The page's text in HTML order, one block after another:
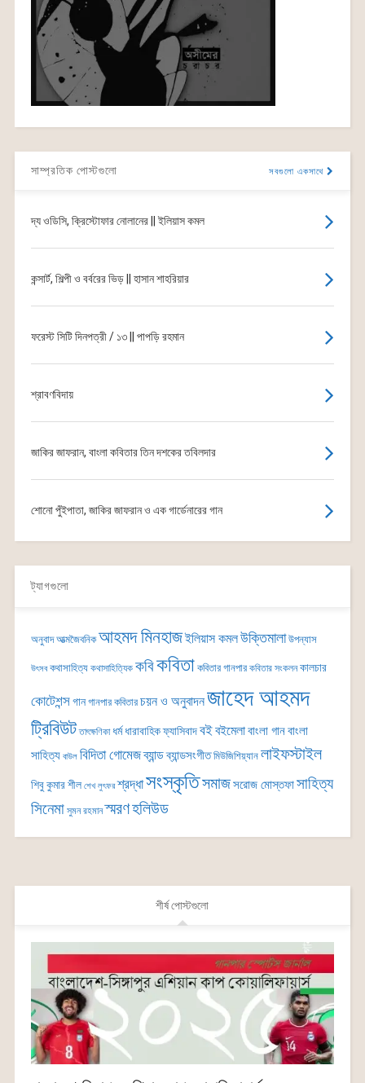
সাম্প্রতিক পোস্টগুলো সবগুলো একসাথে
দ্য ওডিসি, ক্রিস্টোফার নোলানের || ইলিয়াস কমল
কন্সার্ট, শিল্পী ও বর্বরের ভিড় || হাসান শাহরিয়ার
ফরেস্ট সিটি দিনপত্রী / ১৩ || পাপড়ি রহমান
শ্রাবণবিদায়
জাকির জাফরান, বাংলা কবিতার তিন দশকের তবিলদার
শোনো পুঁইপাতা, জাকির জাফরান ও এক গার্ডেনারের গান
ট্যাগগুলো
অনুবাদ আত্মজৈবনিক আহমদ মিনহাজইলিয়াস কমলউক্তিমালা উপন্যাস
উৎসব কথাসাহিত্য কথাসাহিত্যিক কবিকবিতা কবিতার গানপার কবিতার সংকলন কালচার
কোটেশন্সগান গানপার কবিতার চয়ন ও অনুবাদনজাহেদ আহমদ
ট্রিবিউট তাৎক্ষণিকা ধর্ম ধারাবাহিকফ্যাসিবাদবইবইমেলাবাংলা গানবাংলা
সাহিত্য বাউল বিদিতা গোমেজব্যান্ডব্যান্ডসংগীত মিউজিশিয়্যান লাইফস্টাইল
শিবু কুমার শীল শেখ লুৎফর শ্রদ্ধাসংস্কৃতিসমাজসরোজ মোস্তফাসাহিত্য
সিনেমা সুমন রহমান স্মরণহলিউড
শীর্ষ পোস্টগুলো